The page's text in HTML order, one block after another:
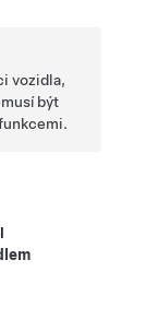
vozidla,
být